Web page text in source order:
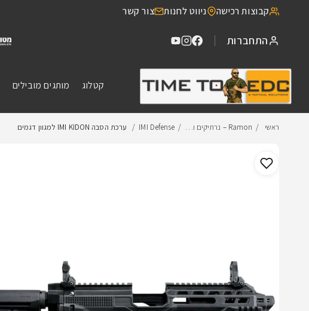
קבוצות רכישה ניווט לחנות צור קשר
התחברות
דילוג
לתוכן
קטלוג מותגים מובילים
ראשי Ramon – נרתיקים ו… IMI Defense ערכת הסבה IMI KIDON למגוון דגמים
למידע
מוצר